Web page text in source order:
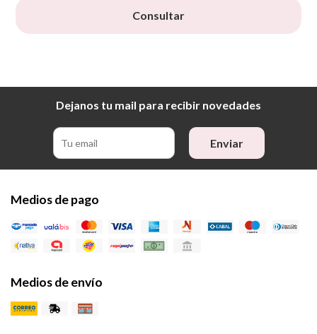
Consultar
Dejanos tu mail para recibir novedades
Enviar
Medios de pago
Medios de envío